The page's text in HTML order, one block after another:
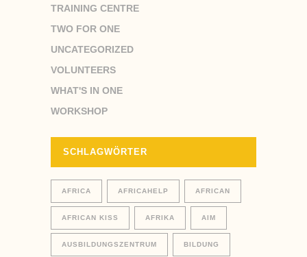
TRAINING CENTRE
TWO FOR ONE
UNCATEGORIZED
VOLUNTEERS
WHAT'S IN ONE
WORKSHOP
SCHLAGWÖRTER
AFRICA AFRICAHELP AFRICAN
AFRICAN KISS AFRIKA AIM
AUSBILDUNGSZENTRUM BILDUNG